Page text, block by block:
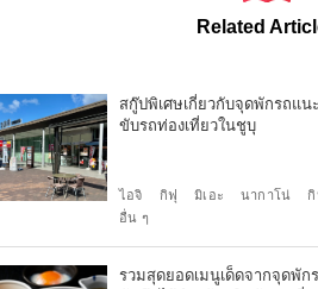
Related
สกู๊ปพิเศษเกี่ยวกับจุดพักรถแ
ขับรถท่องเที่ยวในชูบุ
ไอจิ กิฟุ มิเอะ นากาโน่
อื่น ๆ
รวมสุดยอดเมนูเด็ดจากจุดพั